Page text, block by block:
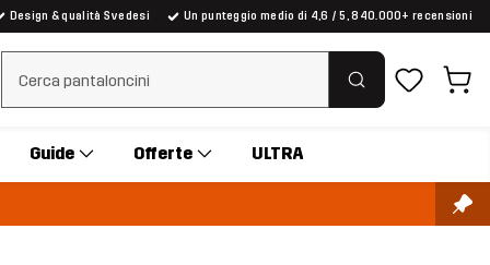
Design & qualità Svedesi Un punteggio medio di 4,6 / 5, 840.000+ recensioni
Cancella ricerca
Guide Offerte ULTRA